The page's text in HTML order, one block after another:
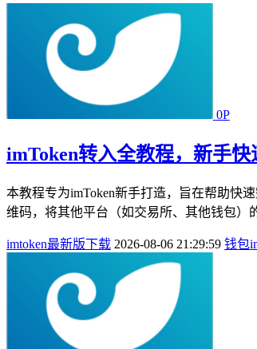
0P
imToken转入全教程，新手
本教程专为imToken新手打造，旨在帮助快
维码，将其他平台（如交易所、其他钱包）
imtoken最新版下载 2026-08-06 21:29:59 钱包